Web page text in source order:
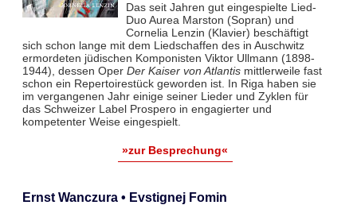
Das seit Jahren gut eingespielte Lied-
Duo Aurea Marston (Sopran) und
Cornelia Lenzin (Klavier) beschäftigt
sich schon lange mit dem Liedschaffen des in Auschwitz
ermordeten jüdischen Komponisten Viktor Ullmann (1898-
1944), dessen Oper Der Kaiser von Atlantismittlerweile fast
schon ein Repertoirestück geworden ist. In Riga haben sie
im vergangenen Jahr einige seiner Lieder und Zyklen für
das Schweizer Label Prospero in engagierter und
kompetenter Weise eingespielt.
»zur Besprechung«
Ernst Wanczura • Evstignej Fomin